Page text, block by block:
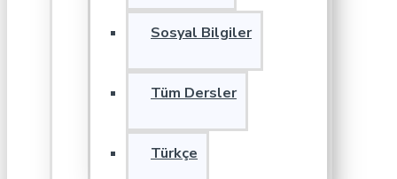
Sosyal Bilgiler
Tüm Dersler
Türkçe